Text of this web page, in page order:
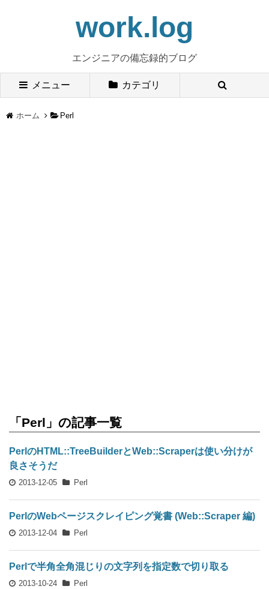
work.log
エンジニアの備忘録的ブログ
メニュー カテゴリ
ホーム Perl
「Perl」の記事一覧
PerlのHTML::TreeBuilderとWeb::Scraperは使い分けが
良さそうだ
2013-12-05 Perl
PerlのWebページスクレイピング覚書 (Web::Scraper 編)
2013-12-04 Perl
Perlで半角全角混じりの文字列を指定数で切り取る
2013-10-24 Perl